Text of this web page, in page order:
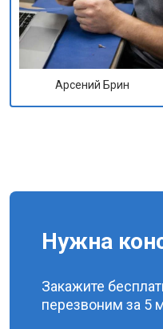
Арсений Брин
Нужна
Закажите
перезвоним за 5